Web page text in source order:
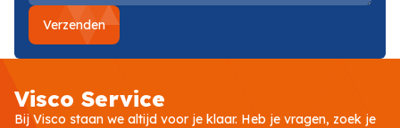
Verzenden
Visco Service
Bij Visco staan we altijd voor je klaar. Heb je vragen, zoek je